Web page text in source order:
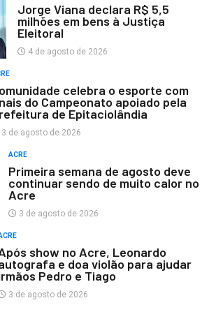
Jorge Viana declara R$ 5,5
milhões em bens à Justiça
Eleitoral
4 de agosto de 2026
celebra o esporte com
do Campeonato apoiado pela
de Epitaciolândia
3 de agosto de 2026
ACRE
Primeira semana de agosto deve
continuar sendo de muito calor no
Acre
3 de agosto de 2026
show no Acre, Leonardo
e doa violão para ajudar
Pedro e Tiago
3 de agosto de 2026